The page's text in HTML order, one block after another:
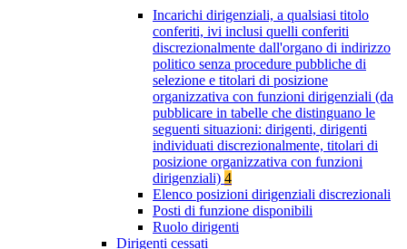
Incarichi dirigenziali, a qualsiasi titolo
conferiti, ivi inclusi quelli conferiti
discrezionalmente dall'organo di indirizzo
politico senza procedure pubbliche di
selezione e titolari di posizione
organizzativa con funzioni dirigenziali (da
pubblicare in tabelle che distinguano le
seguenti situazioni: dirigenti, dirigenti
individuati discrezionalmente, titolari di
posizione organizzativa con funzioni
dirigenziali) 4
Elenco posizioni dirigenziali discrezionali
Posti di funzione disponibili
Ruolo dirigenti
Dirigenti cessati